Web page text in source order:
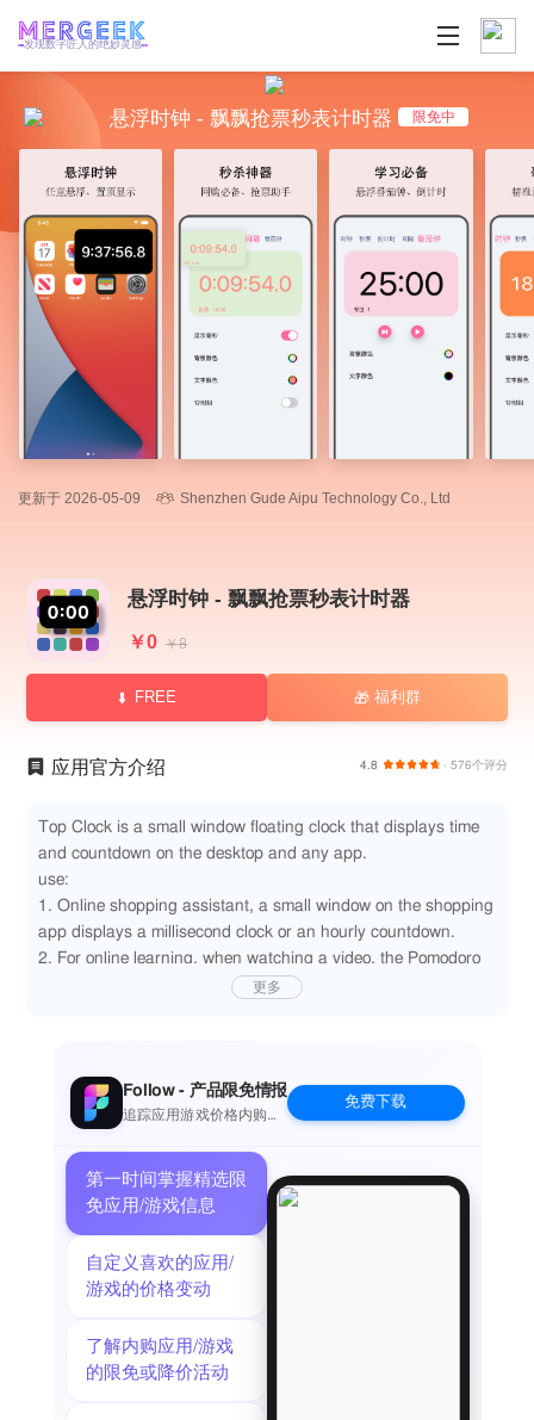
发现数字匠人的绝妙灵感
悬浮时钟 - 飘飘抢票秒表计时器 限免中
更新于 2026-05-09 Shenzhen Gude Aipu Technology Co., Ltd
悬浮时钟 - 飘飘抢票秒表计时器
￥0 ￥8
FREE 🎁 福利群
应用官方介绍 4.8 · 576个评分
Top Clock is a small window floating clock that displays time
and countdown on the desktop and any app.
use:
1. Online shopping assistant, a small window on the shopping
app displays a millisecond clock or an hourly countdown.
2. For online learning, when watching a video, the Pomodoro
is displayed floating in a small window for more efficient
Features:
1. Millisecond timing, online shopping is one step faster.
position, can be used simultaneously with other software.
3. Various timers, including clock, stopwatch, countdown,
interval timer and Pomodoro.
5. The operation is simple, just one click.
更多
Follow - 产品限免情报
追踪应用游戏价格内购波
免费下载
第一时间掌握精选限
免应用/游戏信息
自定义喜欢的应用/
游戏的价格变动
了解内购应用/游戏
的限免或降价活动